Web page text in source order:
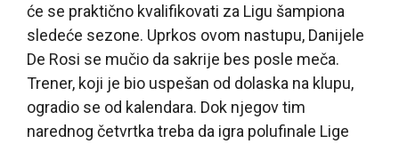
će se praktično kvalifikovati za Ligu šampiona
sledeće sezone. Uprkos ovom nastupu, Danijele
De Rosi se mučio da sakrije bes posle meča.
Trener, koji je bio uspešan od dolaska na klupu,
ogradio se od kalendara. Dok njegov tim
narednog četvrtka treba da igra polufinale Lige